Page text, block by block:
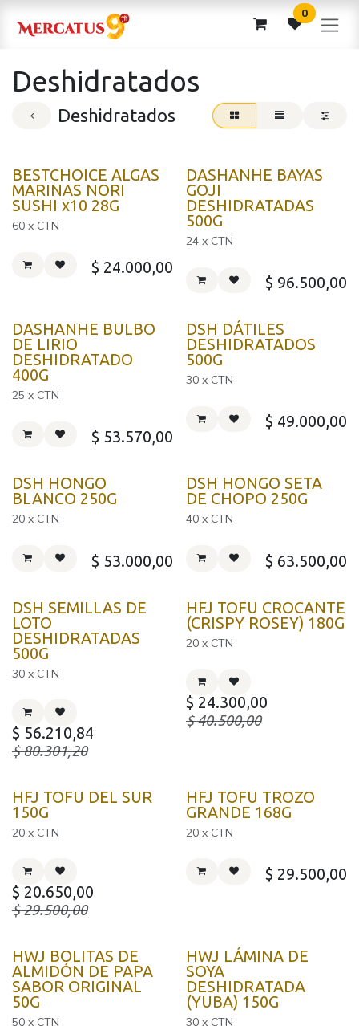
0
Deshidratados
Deshidratados
BESTCHOICE ALGAS
MARINAS NORI
SUSHI x10 28G
60 x CTN
$ 24.000,00
DASHANHE BAYAS
GOJI
DESHIDRATADAS
500G
24 x CTN
$ 96.500,00
DASHANHE BULBO
DE LIRIO
DESHIDRATADO
400G
25 x CTN
$ 53.570,00
DSH DÁTILES
DESHIDRATADOS
500G
30 x CTN
$ 49.000,00
DSH HONGO
BLANCO 250G
20 x CTN
$ 53.000,00
DSH HONGO SETA
DE CHOPO 250G
40 x CTN
$ 63.500,00
DSH SEMILLAS DE
LOTO
DESHIDRATADAS
500G
30 x CTN
$ 56.210,84
$80.301,20
HFJ TOFU CROCANTE
(CRISPY ROSEY) 180G
20 x CTN
$ 24.300,00
$40.500,00
HFJ TOFU DEL SUR
150G
20 x CTN
$ 20.650,00
$29.500,00
HFJ TOFU TROZO
GRANDE 168G
20 x CTN
$ 29.500,00
HWJ BOLITAS DE
ALMIDÓN DE PAPA
SABOR ORIGINAL
50G
50 x CTN
HWJ LÁMINA DE
SOYA
DESHIDRATADA
(YUBA) 150G
30 x CTN